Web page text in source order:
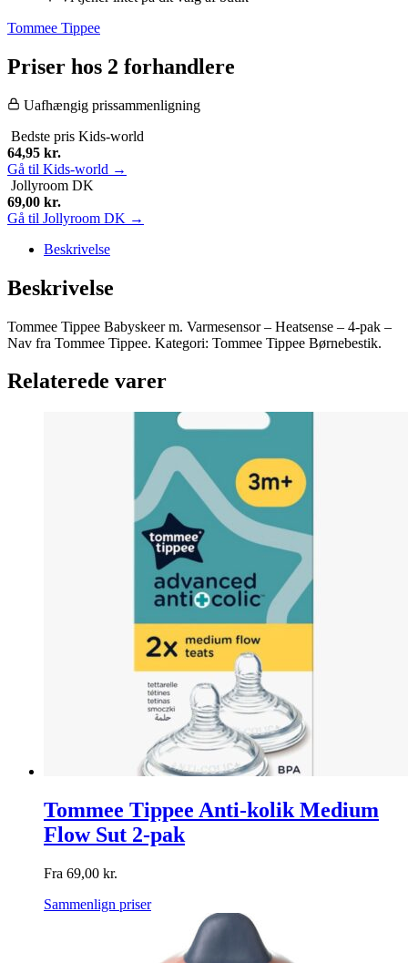
Tommee Tippee
Priser hos 2 forhandlere
Uafhængig prissammenligning
Bedste pris Kids-world
64,95 kr.
Gå til Kids-world →
Jollyroom DK
69,00 kr.
Gå til Jollyroom DK →
Beskrivelse
Beskrivelse
Tommee Tippee Babyskeer m. Varmesensor – Heatsense – 4-pak –
Nav fra Tommee Tippee. Kategori: Tommee Tippee Børnebestik.
Relaterede varer
Tommee Tippee Anti-kolik Medium
Flow Sut 2-pak
Fra 69,00 kr.
Sammenlign priser